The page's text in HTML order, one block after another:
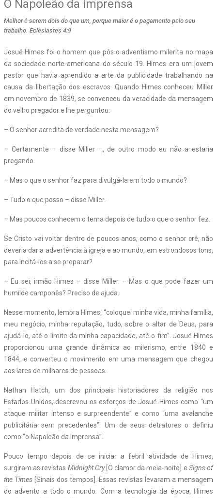
O Napoleão da imprensa
Melhor é serem dois do que um, porque maior é o pagamento pelo seu
trabalho. Eclesiastes 4:9
Josué Himes foi o homem que pôs o adventismo milerita no mapa
da sociedade norte-americana do século 19. Himes era um jovem
pastor que havia aprendido a arte da publicidade trabalhando na
causa da libertação dos escravos. Quando Himes conheceu Miller
em novembro de 1839, se convenceu da veracidade da mensagem
do velho pregador e lhe perguntou:
– O senhor acredita de verdade nesta mensagem?
– Certamente – disse Miller –, de outro modo eu não a estaria
pregando.
– Mas o que o senhor faz para divulgá-la em todo o mundo?
– Tudo o que posso – disse Miller.
– Mas poucos conhecem o tema depois de tudo o que o senhor fez.
Se Cristo vai voltar dentro de poucos anos, como o senhor crê, não
deveria dar a advertência à igreja e ao mundo, em estrondosos tons,
para incitá-los a se preparar?
– Eu sei, irmão Himes – disse Miller. – Mas o que pode fazer um
humilde camponês? Preciso de ajuda.
Nesse momento, lembra Himes, “coloquei minha vida, minha família,
meu negócio, minha reputação, tudo, sobre o altar de Deus, para
ajudá-lo, até o limite da minha capacidade, até o fim”. Josué Himes
proporcionou uma grande dinâmica ao milerismo, entre 1840 e
1844, e converteu o movimento em uma mensagem que chegou
aos lares de milhares de pessoas.
Nathan Hatch, um dos principais historiadores da religião nos
Estados Unidos, descreveu os esforços de Josué Himes como “um
ataque militar intenso e surpreendente” e como “uma avalanche
publicitária sem precedentes”. Um de seus detratores o definiu
como “o Napoleão da imprensa”.
Pouco tempo depois de se iniciar a febril atividade de Himes,
surgiram as revistas Midnight Cry[O clamor da meia-noite] e Signs of
the Times [Sinais dos tempos]. Essas revistas levaram a mensagem
do advento a todo o mundo. Com a tecnologia da época, Himes